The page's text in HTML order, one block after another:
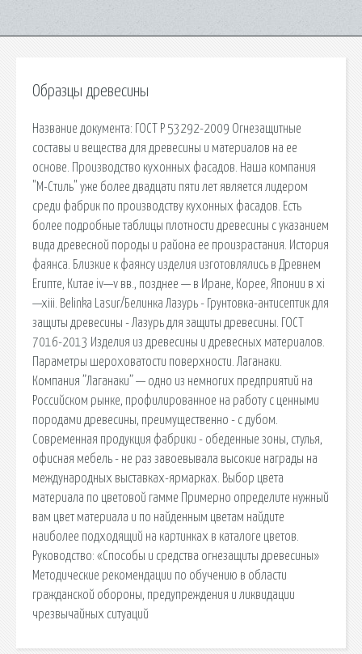
Образцы древесины
Название документа: ГОСТ Р 53292-2009 Огнезащитные
составы и вещества для древесины и материалов на ее
основе. Производство кухонных фасадов. Наша компания
"М-Стиль" уже более двадцати пяти лет является лидером
среди фабрик по производству кухонных фасадов. Есть
более подробные таблицы плотности древесины с указанием
вида древесной породы и района ее произрастания. История
фаянса. Близкие к фаянсу изделия изготовлялись в Древнем
Египте, Китае iv—v вв., позднее — в Иране, Корее, Японии в xi
—xiii. Belinka Lasur/Белинка Лазурь - Грунтовка-антисептик для
защиты древесины - Лазурь для защиты древесины. ГОСТ
7016-2013 Изделия из древесины и древесных материалов.
Параметры шероховатости поверхности. Лаганаки.
Компания ”Лаганаки” — одно из немногих предприятий на
Российском рынке, профилированное на работу с ценными
породами древесины, преимущественно - с дубом.
Современная продукция фабрики - обеденные зоны, стулья,
офисная мебель - не раз завоевывала высокие награды на
международных выставках-ярмарках. Выбор цвета
материала по цветовой гамме Примерно определите нужный
вам цвет материала и по найденным цветам найдите
наиболее подходящий на картинках в каталоге цветов.
Руководство: «Способы и средства огнезащиты древесины»
Методические рекомендации по обучению в области
гражданской обороны, предупреждения и ликвидации
чрезвычайных ситуаций